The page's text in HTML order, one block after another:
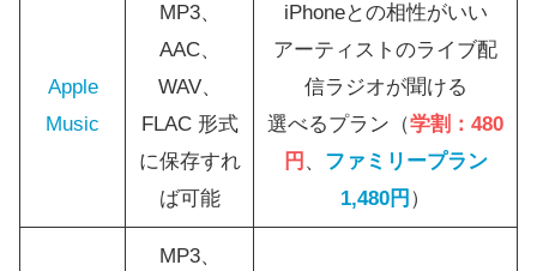
Apple
Music
MP3、
AAC、
WAV、
FLAC 形式
に保存すれ
ば可能
iPhoneとの相性がいい
アーティストのライブ配
信ラジオが聞ける
選べるプラン（学割：480
円 、 ファミリープラン
1,480円 ）
MP3、